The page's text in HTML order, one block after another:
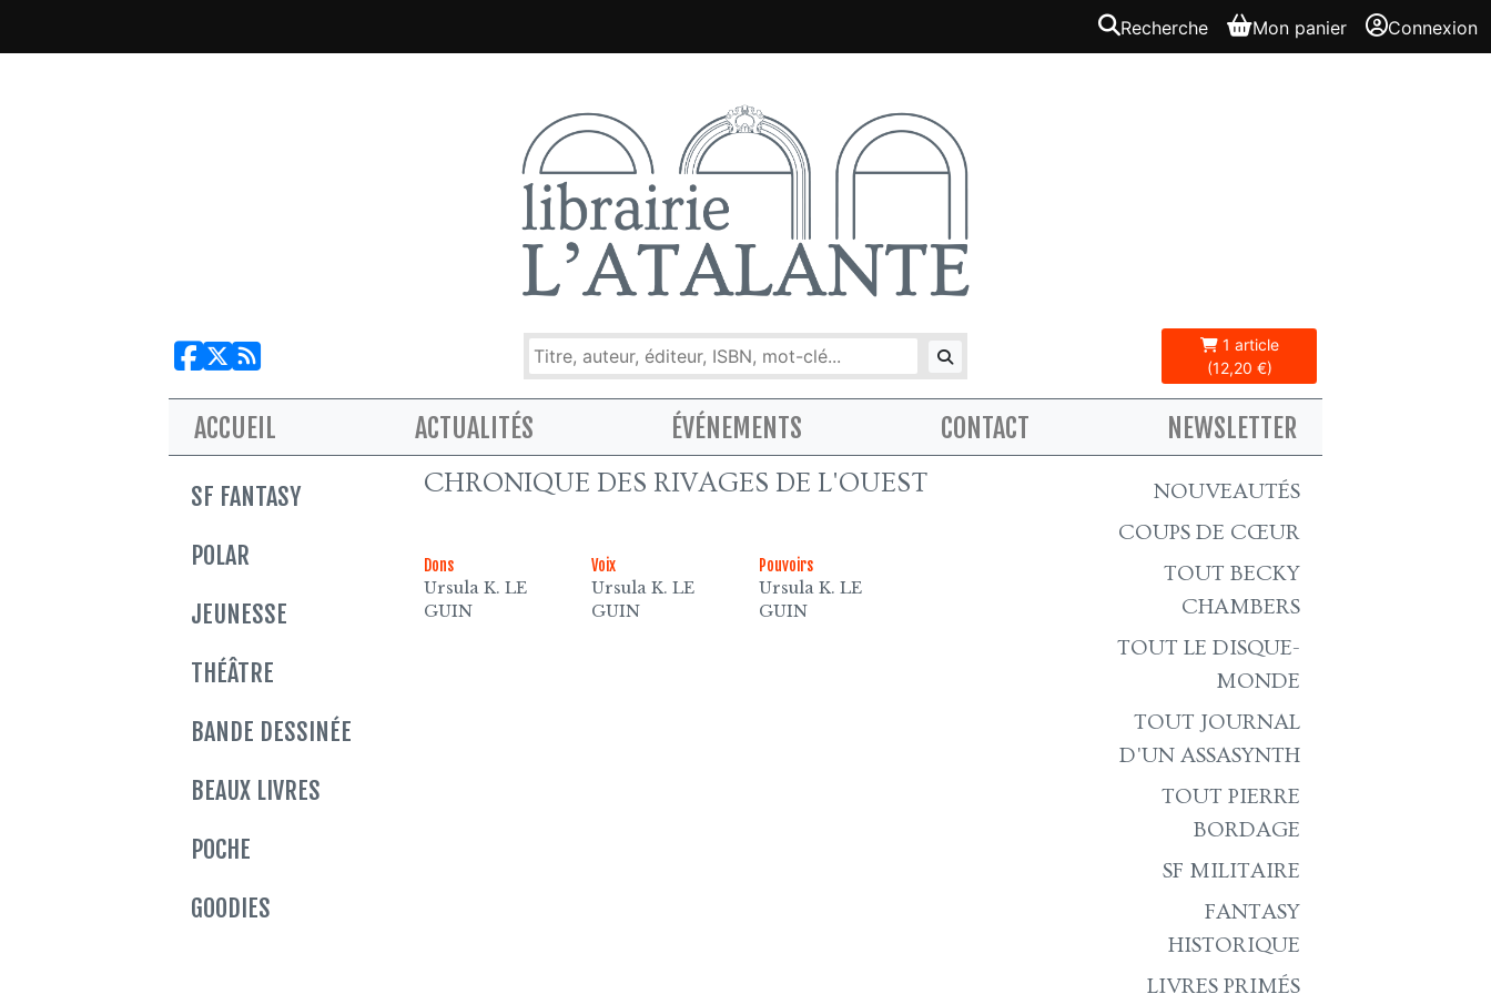
Recherche Mon panier Connexion
1 article
(12,20 €)
ACCUEIL ACTUALITÉS ÉVÉNEMENTS CONTACT NEWSLETTER
SF FANTASY
POLAR
JEUNESSE
THÉÂTRE
BANDE DESSINÉE
BEAUX LIVRES
POCHE
GOODIES
NOUVEAUTÉS
COUPS DE CŒUR
TOUT BECKY
CHAMBERS
TOUT LE DISQUE-
MONDE
TOUT JOURNAL
D'UN ASSASYNTH
TOUT PIERRE
BORDAGE
SF MILITAIRE
FANTASY
HISTORIQUE
LIVRES PRIMÉS
CHRONIQUE DES RIVAGES DE L'OUEST
Dons
Ursula K. LE
GUIN
Voix
Ursula K. LE
GUIN
Pouvoirs
Ursula K. LE
GUIN